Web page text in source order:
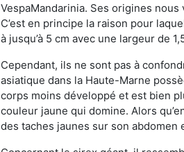
VespaMandarinia. Ses origines
C’est en principe la raison pour
à jusqu’à 5 cm avec une largeur de
Cependant, ils ne sont pas à
asiatique dans la Haute-Marne
corps moins développé et est bien
couleur jaune qui domine. Alors
des taches jaunes sur son abdomen